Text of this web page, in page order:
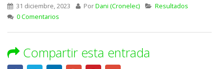
31 diciembre, 2023 PorDani (Cronelec)
Resultados
0 Comentarios
Compartir esta entrada